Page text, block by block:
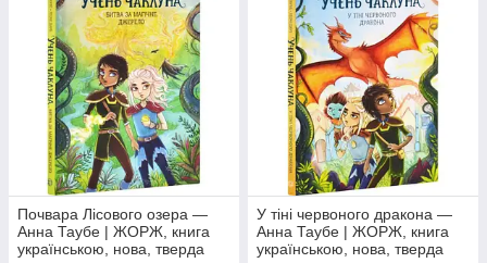
Почвара Лісового озера —
Анна Таубе | ЖОРЖ, книга
українською, нова, тверда
У тіні червоного дракона —
Анна Таубе | ЖОРЖ, книга
українською, нова, тверда